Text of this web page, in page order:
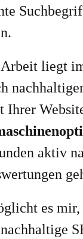
liegt
aktiv
es